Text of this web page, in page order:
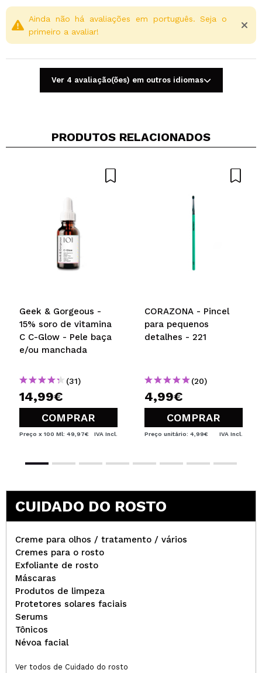
Compartilhar um vídeo ou uma foto
Ainda não há avaliações em português. Seja o
primeiro a avaliar!
Ver 4 avaliação(ões) em outros idiomas
PRODUTOS RELACIONADOS
Geek & Gorgeous -
15% soro de vitamina
C C-Glow - Pele baça
e/ou manchada
(31)
14,99€
COMPRAR
Preço x 100 Ml: 49,97€ IVA Incl.
CORAZONA - Pincel
para pequenos
detalhes - 221
(20)
4,99€
COMPRAR
Preço unitário: 4,99€ IVA Incl.
CUIDADO DO ROSTO
Creme para olhos / tratamento / vários
Cremes para o rosto
Exfoliante de rosto
Máscaras
Produtos de limpeza
Protetores solares faciais
Serums
Tônicos
Névoa facial
Ver todos de Cuidado do rosto